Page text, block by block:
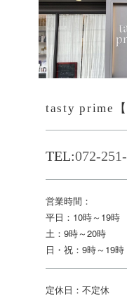
tasty prime【
TEL:072-
営業時間：
平日：10時～19時
土：9時～20時
日・祝：9時～19時
定休日：不定休